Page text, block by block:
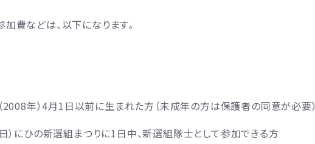
加費などは、以下になります。
2008年）4月1日以前に生まれた方（未成年の方は保護者の同意が必要）
）にひの新選組まつりに1日中、新選組隊士として参加できる方